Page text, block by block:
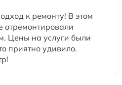
к ремонту! В этом
отремонтировали
Цены на услуги были
приятно удивило.